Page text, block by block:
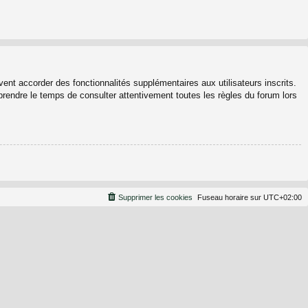
accorder des fonctionnalités supplémentaires aux utilisateurs inscrits.
le temps de consulter attentivement toutes les règles du forum lors
Fuseau horaire sur UTC+02:00
Supprimer les cookies